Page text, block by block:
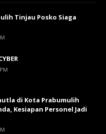
Tinjau Posko Siaga
di Kota Prabumulih
Kesiapan Personel Jadi